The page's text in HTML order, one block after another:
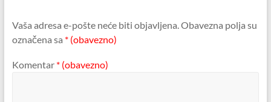
Vaša adresa e-pošte neće biti objavljena.Obavezna polja su
označena sa * (obavezno)
Komentar * (obavezno)